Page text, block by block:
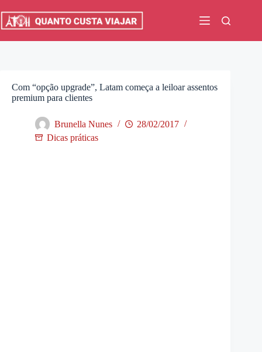
para
Com “opção upgrade”, Latam começa a leiloar assentos
premium para clientes
Brunella Nunes
28/02/2017
Dicas práticas